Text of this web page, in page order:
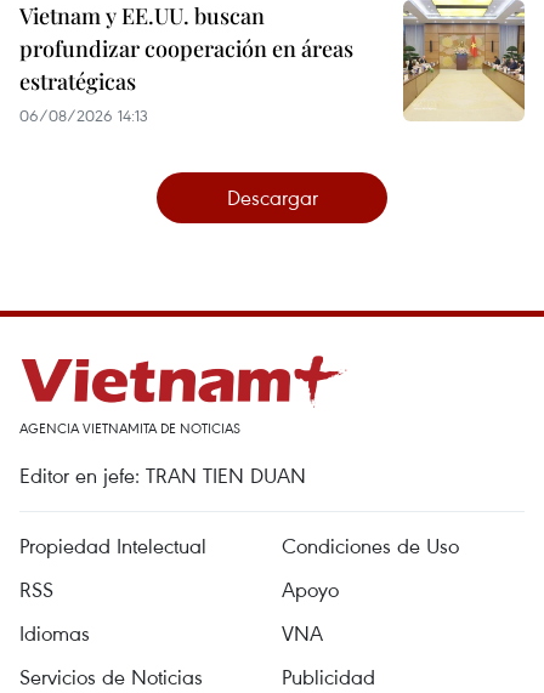
Vietnam y EE.UU. buscan
profundizar cooperación en áreas
estratégicas
06/08/2026 14:13
Descargar
AGENCIA VIETNAMITA DE NOTICIAS
Editor en jefe: TRAN TIEN DUAN
Propiedad Intelectual
Condiciones de Uso
RSS
Apoyo
Idiomas
VNA
Servicios de Noticias
Publicidad